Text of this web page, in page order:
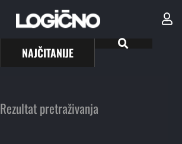
NAJČITANIJE
Rezultat pretraživanja